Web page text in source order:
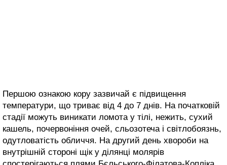
Першою ознакою кору зазвичай є підвищення
температури, що триває від 4 до 7 днів. На початковій
стадії можуть виникати ломота у тілі, нежить, сухий
кашель, почервоніння очей, сльозотеча і світлобоязнь,
одутловатість обличчя. На другий день хвороби на